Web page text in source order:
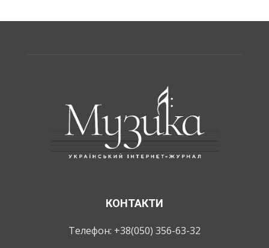
КОНТАКТИ
Телефон: +38(050) 356-63-32